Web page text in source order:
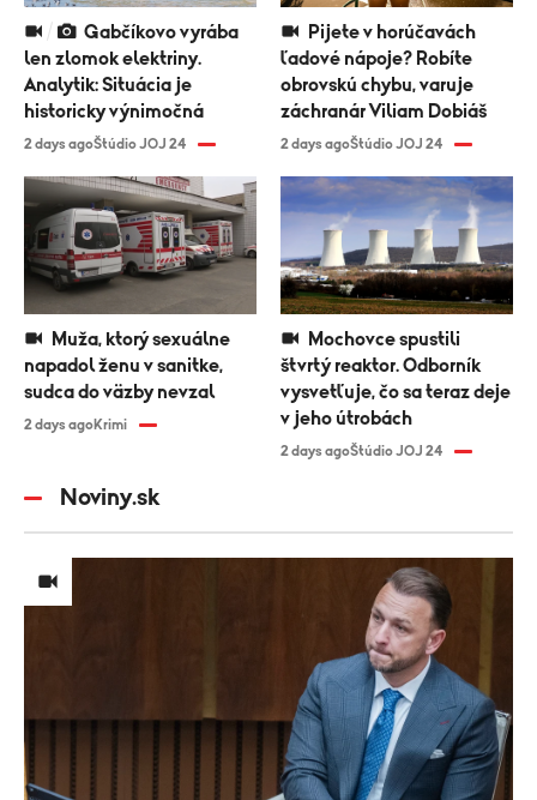
len zlomok elektriny.
Analytik: Situácia je
historicky výnimočná
2 days agoŠtúdio JOJ 24
ľadové nápoje? Robíte
obrovskú chybu, varuje
záchranár Viliam Dobiáš
2 days agoŠtúdio JOJ 24
napadol ženu v sanitke,
sudca do väzby nevzal
2 days agoKrimi
štvrtý reaktor. Odborník
vysvetľuje, čo sa teraz deje
v jeho útrobách
2 days agoŠtúdio JOJ 24
Noviny.sk